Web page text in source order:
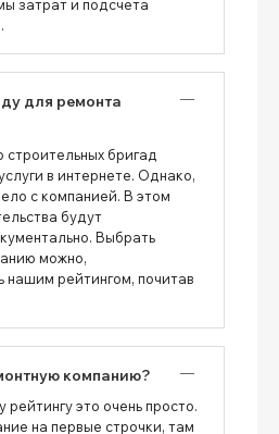
затрат и подсчета
для ремонта
бригад
в интернете. Однако,
с компанией. В этом
будут
Выбрать
можно,
нашим рейтингом, почитав
компанию?
это очень просто.
на первые строчки, там